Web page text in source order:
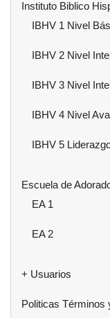
Instituto Biblico
IBHV 1 Nivel
IBHV 2 Nivel
IBHV 3 Nivel
IBHV 4 Nivel
IBHV 5
Escuela de
EA 1
EA 2
+ Usuarios
Politicas Términos